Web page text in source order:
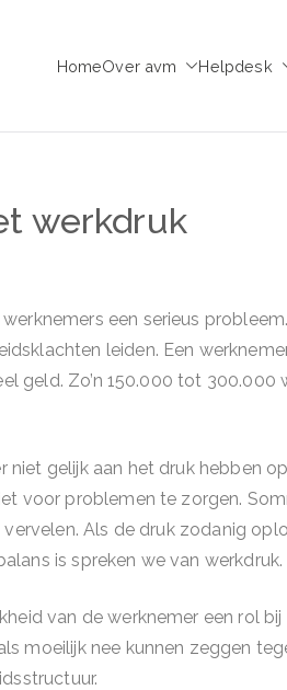
voor Medezeggenschap -
HomeOver avm Helpdesk
werkdruk
een serieus
leiden. Een
geld. Zo’n 150.000 tot
niet gelijk aan het druk hebben
voor problemen te zorgen.
Als de druk zodanig
is spreken we van werkdruk.
van de werknemer een rol
moeilijk nee kunnen zeggen